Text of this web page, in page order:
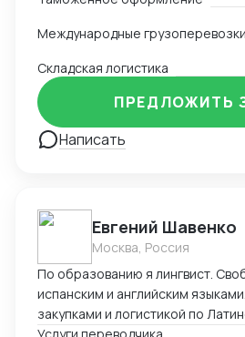
Складская логистика
Написать
ПРЕДЛОЖИТЬ
Евгений Шавенко
Москва, Россия
По образованию я лингвист.
испанским и английским
закупками и логистикой по